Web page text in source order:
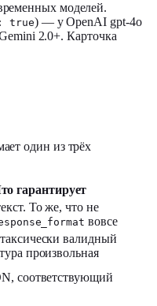
моделей.
true) — у OpenAI gpt-4o
2.0+. Карточка
один из трёх
гарантирует
То же, что не
вовсе
валидный
произвольная
соответствующий